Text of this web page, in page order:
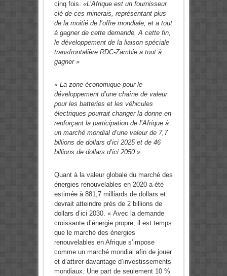
cinq fois. «L’Afrique est un fournisseur
clé de ces minerais, représentant plus
de la moitié de l’offre mondiale, et a tout
à gagner de cette demande. A cette fin,
le développement de la liaison spéciale
transfrontalière RDC-Zambie a tout à
gagner »
« La zone économique pour le
développement d’une chaîne de valeur
pour les batteries et les véhicules
électriques pourrait changer la donne en
renforçant la participation de l’Afrique à
un marché mondial d’une valeur de 7,7
billions de dollars d’ici 2025 et de 46
billions de dollars d’ici 2050 ».
Quant à la valeur globale du marché des
énergies renouvelables en 2020 a été
estimée à 881,7 milliards de dollars et
devrait atteindre près de 2 billions de
dollars d’ici 2030. « Avec la demande
croissante d’énergie propre, il est temps
que le marché des énergies
renouvelables en Afrique s’impose
comme un marché mondial afin de jouer
et d’attirer davantage d’investissements
mondiaux. Une part de seulement 10 %